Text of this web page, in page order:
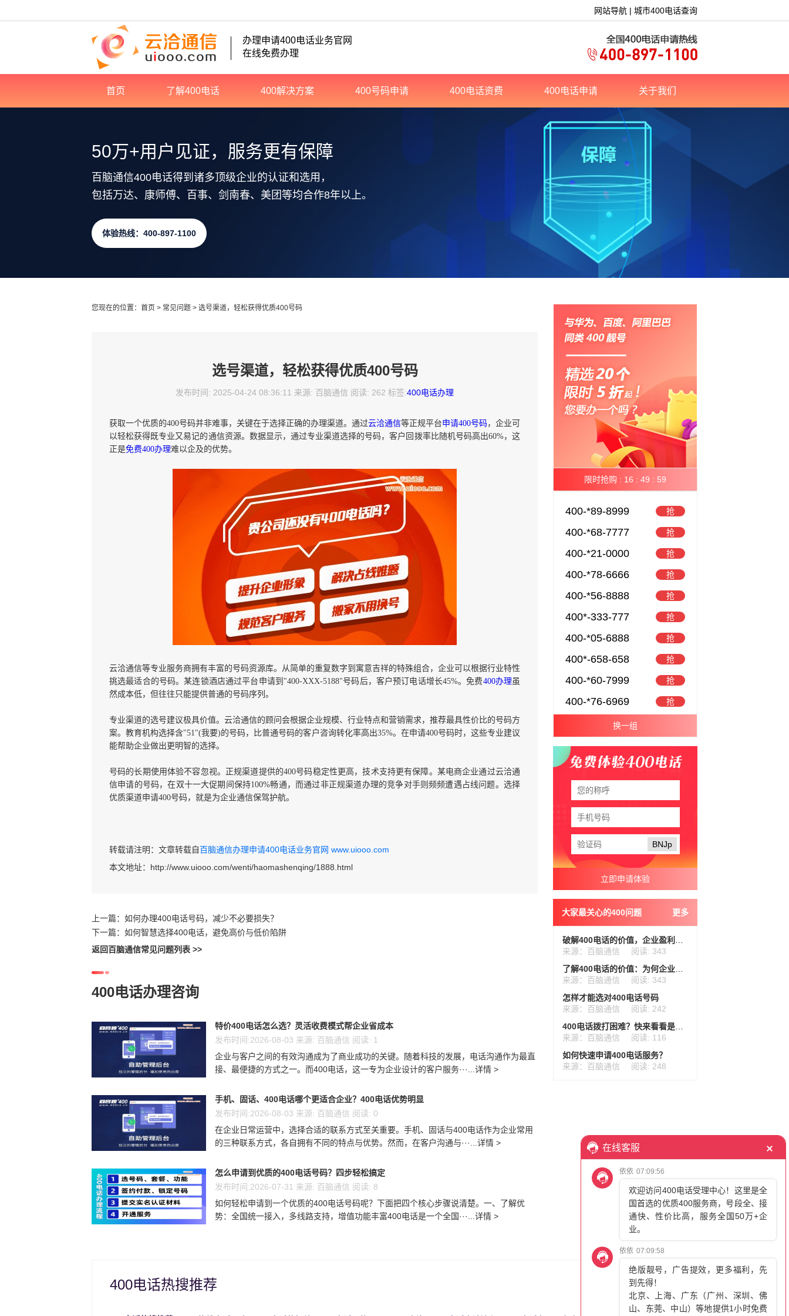
网站导航 | 城市400电话查询
办理申请400电话业务官网
在线免费办理
首页 了解400电话 400解决方案 400号码申请 400电话资费 400电话申请 关于我们
50万+用户见证，服务更有保障
百脑通信400电话得到诸多顶级企业的认证和选用，
包括万达、康师傅、百事、剑南春、美团等均合作8年以上。
体验热线：400-897-1100
您现在的位置： 首页 > 常见问题 > 选号渠道，轻松获得优质400号码
选号渠道，轻松获得优质400号码
发布时间: 2025-04-24 08:36:11 来源: 百脑通信 阅读: 262 标签:400电话办理
获取一个优质的400号码并非难事，关键在于选择正确的办理渠道。通过云洽通信等正规平台申请400号码，企业可
以轻松获得既专业又易记的通信资源。数据显示，通过专业渠道选择的号码，客户回拨率比随机号码高出60%，这
正是免费400办理难以企及的优势。
云洽通信等专业服务商拥有丰富的号码资源库。从简单的重复数字到寓意吉祥的特殊组合，企业可以根据行业特性
挑选最适合的号码。某连锁酒店通过平台申请到"400-XXX-5188"号码后，客户预订电话增长45%。免费400办理 虽
然成本低，但往往只能提供普通的号码序列。
专业渠道的选号建议极具价值。云洽通信的顾问会根据企业规模、行业特点和营销需求，推荐最具性价比的号码方
案。教育机构选择含"51"(我要)的号码，比普通号码的客户咨询转化率高出35%。在申请400号码时，这些专业建议
能帮助企业做出更明智的选择。
号码的长期使用体验不容忽视。正规渠道提供的400号码稳定性更高，技术支持更有保障。某电商企业通过云洽通
信申请的号码，在双十一大促期间保持100%畅通，而通过非正规渠道办理的竞争对手则频频遭遇占线问题。选择
优质渠道申请400号码，就是为企业通信保驾护航。
转载请注明：文章转载自百脑通信办理申请400电话业务官网 www.uiooo.com
本文地址： http://www.uiooo.com/wenti/haomashenqing/1888.html
上一篇： 如何办理400电话号码，减少不必要损失？
下一篇： 如何智慧选择400电话，避免高价与低价陷阱
返回百脑通信常见问题列表 >>
400电话办理咨询
特价400电话怎么选？灵活收费模式帮企业省成本
发布时间:2026-08-03 来源: 百脑通信 阅读: 1
企业与客户之间的有效沟通成为了商业成功的关键。随着科技的发展，电话沟通作为最直
接、最便捷的方式之一。而400电话，这一专为企业设计的客户服务···...详情 >
手机、固话、400电话哪个更适合企业？400电话优势明显
发布时间:2026-08-03 来源: 百脑通信 阅读: 0
在企业日常运营中，选择合适的联系方式至关重要。手机、固话与400电话作为企业常用
的三种联系方式，各自拥有不同的特点与优势。然而，在客户沟通与···...详情 >
怎么申请到优质的400电话号码？四步轻松搞定
发布时间:2026-07-31 来源: 百脑通信 阅读: 8
如何轻松申请到一个优质的400电话号码呢？下面把四个核心步骤说清楚。一、了解优
势：全国统一接入，多线路支持，增值功能丰富400电话是一个全国···...详情 >
限时抢购 : 16 : 49 : 59
400-*89-8999 抢
400-*68-7777 抢
400-*21-0000 抢
400-*78-6666 抢
400-*56-8888 抢
400*-333-777 抢
400-*05-6888 抢
400*-658-658 抢
400-*60-7999 抢
400-*76-6969 抢
换一组
BNJp
大家最关心的400问题 更多
来源：百脑通信
阅读: 343
来源：百脑通信
阅读: 343
怎样才能选对400电话号码
来源：百脑通信
阅读: 242
来源：百脑通信
阅读: 116
如何快速申请400电话服务？
来源：百脑通信
阅读: 248
400电话热搜推荐